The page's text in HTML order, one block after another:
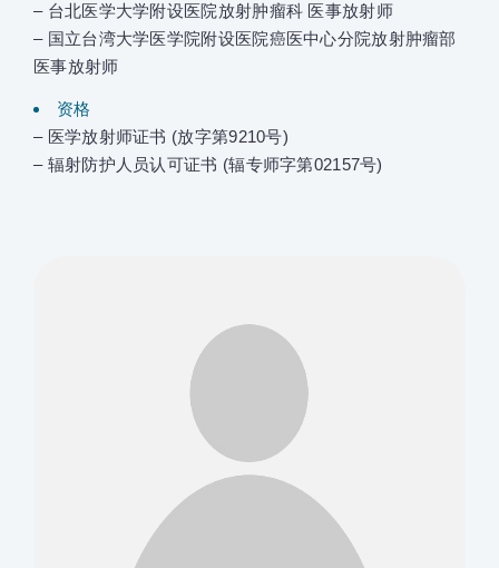
– 台北医学大学附设医院放射肿瘤科 医事放射师
– 国立台湾大学医学院附设医院癌医中心分院放射肿瘤部
医事放射师
资格
– 医学放射师证书 (放字第9210号)
– 辐射防护人员认可证书 (辐专师字第02157号)